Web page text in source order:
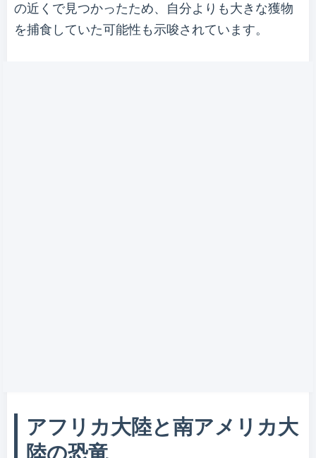
の近くで見つかったため、自分よりも大きな獲物
を捕食していた可能性も示唆されています。
アフリカ大陸と南アメリカ大
陸の恐竜